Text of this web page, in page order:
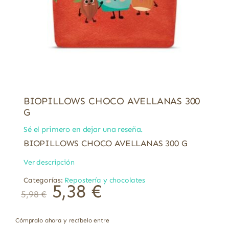
BIOPILLOWS CHOCO AVELLANAS 300
G
Sé el primero en dejar una reseña.
BIOPILLOWS CHOCO AVELLANAS 300 G
Ver descripción
Categorías: Repostería y chocolates
5,98€ 5,38 €
Cómpralo ahora y recíbelo entre